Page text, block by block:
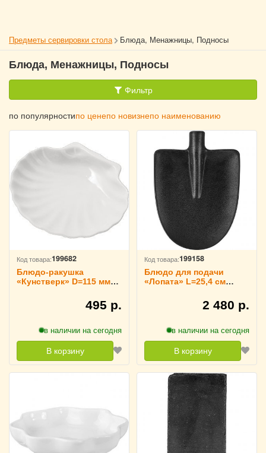
Предметы сервировки стола Блюда, Менажницы, Подносы
Блюда, Менажницы, Подносы
Фильтр
по популярностипо ценепо новизнепо наименованию
Код товара:199682
Блюдо-ракушка
«Кунстверк» D=115 мм
мм KunstWerk, 3020736
495 р.
в наличии на сегодня
В корзину
Код товара:199158
Блюдо для подачи
«Лопата» L=25,4 см
2 480 р.
в наличии на сегодня
В корзину